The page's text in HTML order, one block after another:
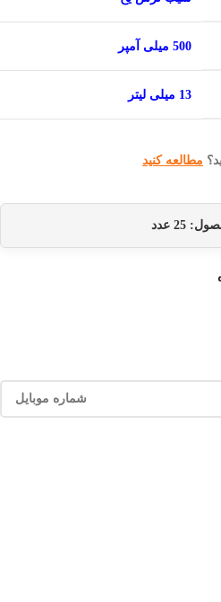
500 میلی آمپر
13 میلی لیتر
مطالعه کنید
25 عدد